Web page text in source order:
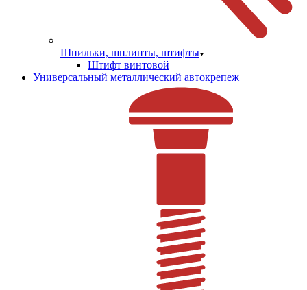
Шпильки, шплинты, штифты
Штифт винтовой
Универсальный металлический автокрепеж